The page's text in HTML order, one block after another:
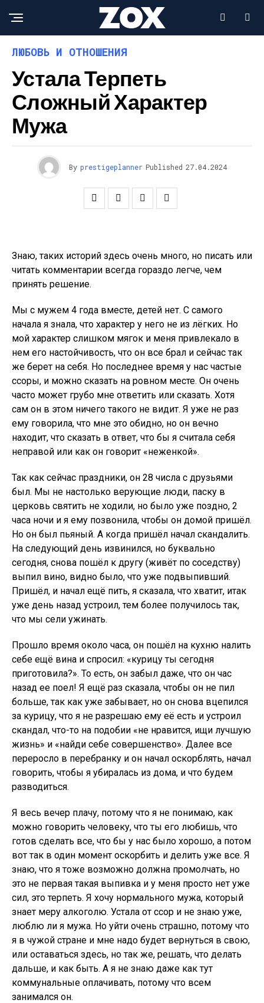
ЛЮБОВЬ И ОТНОШЕНИЯ
Устала Терпеть
Сложный Характер
Мужа
By prestigeplanner Published 27.04.2024
Знаю, таких историй здесь очень много, но писать или
читать комментарии всегда гораздо легче, чем
принять решение.
Мы с мужем 4 года вместе, детей нет. С самого
начала я знала, что характер у него не из лёгких. Но
мой характер слишком мягок и меня привлекало в
нем его настойчивость, что он все брал и сейчас так
же берет на себя. Но последнее время у нас частые
ссоры, и можно сказать на ровном месте. Он очень
часто может грубо мне ответить или сказать. Хотя
сам он в этом ничего такого не видит. Я уже не раз
ему говорила, что мне это обидно, но он вечно
находит, что сказать в ответ, что бы я считала себя
неправой или как он говорит «неженкой».
Так как сейчас праздники, он 28 числа с друзьями
был. Мы не настолько верующие люди, паску в
церковь святить не ходили, но было уже поздно, 2
часа ночи и я ему позвонила, чтобы он домой пришёл.
Но он был пьяный. А когда пришёл начал скандалить.
На следующий день извинился, но буквально
сегодня, снова пошёл к другу (живёт по соседству)
выпил вино, видно было, что уже подвыпивший.
Пришёл, и начал ещё пить, я сказала, что хватит, итак
уже день назад устроил, тем более получилось так,
что мы сели ужинать.
Прошло время около часа, он пошёл на кухню налить
себе ещё вина и спросил: «курицу ты сегодня
приготовила?». То есть, он забыл даже, что он час
назад ее поел! Я ещё раз сказала, чтобы он не пил
больше, так как уже забывает, но он снова вцепился
за курицу, что я не разрешаю ему её есть и устроил
скандал, что-то на подобии «не нравится, ищи лучшую
жизнь» и «найди себе совершенство». Далее все
переросло в перебранку и он начал оскорблять, начал
говорить, чтобы я убиралась из дома, и что будем
разводиться.
Я весь вечер плачу, потому что я не понимаю, как
можно говорить человеку, что ты его любишь, что
готов сделать все, что бы у нас было хорошо, а потом
вот так в один момент оскорбить и делить уже все. Я
знаю, что я тоже возможно должна промолчать, но
это не первая такая выпивка и у меня просто нет уже
сил, это терпеть. Я хочу нормального мужа, который
знает меру алкоголю. Устала от ссор и не знаю уже,
люблю ли я мужа. Но уйти очень страшно, потому что
я в чужой стране и мне надо будет вернуться в свою,
или оставаться здесь, но так же, решать, что делать
дальше, и как быть. А я не знаю даже как тут
коммунальные оплачивать, потому что всем
занимался он.